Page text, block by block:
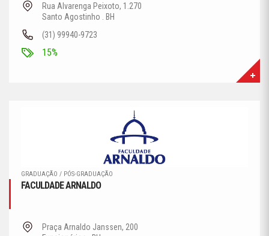
Rua Alvarenga Peixoto, 1.270
Santo Agostinho . BH
(31) 99940-9723
15%
GRADUAÇÃO / PÓS-GRADUAÇÃO
FACULDADE ARNALDO
Praça Arnaldo Janssen, 200